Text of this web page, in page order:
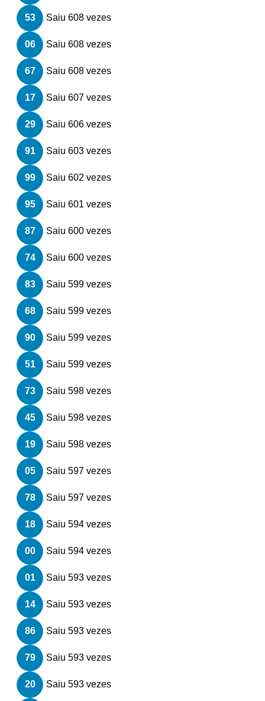
53 Saiu 608 vezes
06 Saiu 608 vezes
67 Saiu 608 vezes
17 Saiu 607 vezes
29 Saiu 606 vezes
91 Saiu 603 vezes
99 Saiu 602 vezes
95 Saiu 601 vezes
87 Saiu 600 vezes
74 Saiu 600 vezes
83 Saiu 599 vezes
68 Saiu 599 vezes
90 Saiu 599 vezes
51 Saiu 599 vezes
73 Saiu 598 vezes
45 Saiu 598 vezes
19 Saiu 598 vezes
05 Saiu 597 vezes
78 Saiu 597 vezes
18 Saiu 594 vezes
00 Saiu 594 vezes
01 Saiu 593 vezes
14 Saiu 593 vezes
86 Saiu 593 vezes
79 Saiu 593 vezes
20 Saiu 593 vezes